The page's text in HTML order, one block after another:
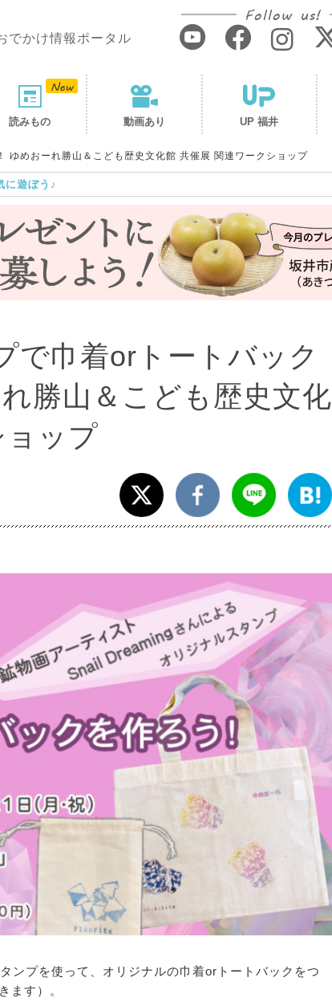
でかけ情報ポータル
Follow us!
読みもの 動画あり UP 福井
ゆめおーれ勝山＆こども歴史文化館 共催展 関連ワークショップ
に遊ぼう♪
で巾着orトートバック
勝山＆こども歴史文化
ョップ
ンプを使って、オリジナルの巾着orトートバックをつ
ます）。